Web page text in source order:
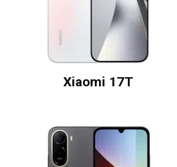
Xiaomi 17T